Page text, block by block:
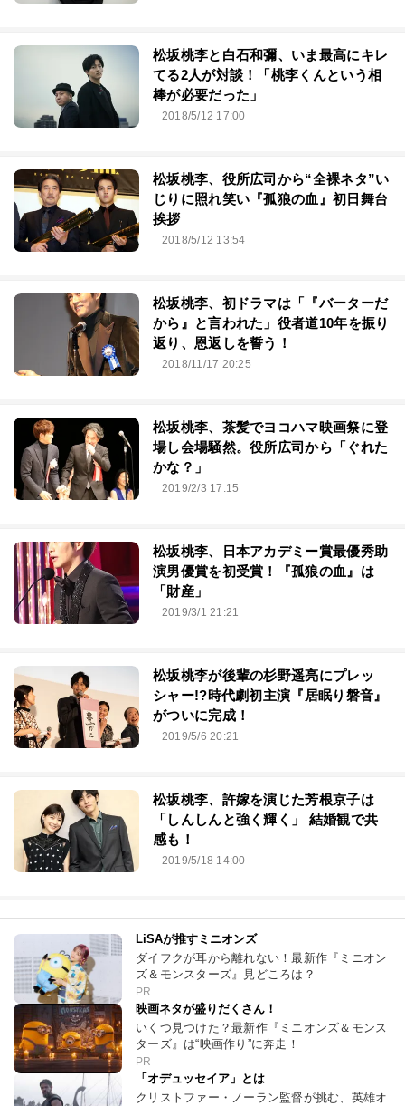
松坂桃李と白石和彌、いま最高にキレ
てる2人が対談！「桃李くんという相
棒が必要だった」
2018/5/12 17:00
松坂桃李、役所広司から“全裸ネタ”い
じりに照れ笑い『孤狼の血』初日舞台
挨拶
2018/5/12 13:54
松坂桃李、初ドラマは「『バーターだ
から』と言われた」役者道10年を振り
返り、恩返しを誓う！
2018/11/17 20:25
松坂桃李、茶髪でヨコハマ映画祭に登
場し会場騒然。役所広司から「ぐれた
かな？」
2019/2/3 17:15
松坂桃李、日本アカデミー賞最優秀助
演男優賞を初受賞！『孤狼の血』は
「財産」
2019/3/1 21:21
松坂桃李が後輩の杉野遥亮にプレッ
シャー!?時代劇初主演『居眠り磐音』
がついに完成！
2019/5/6 20:21
松坂桃李、許嫁を演じた芳根京子は
「しんしんと強く輝く」 結婚観で共
感も！
2019/5/18 14:00
LiSAが推すミニオンズ
ダイフクが耳から離れない！最新作『ミニオン
ズ＆モンスターズ』見どころは？
PR
映画ネタが盛りだくさん！
いくつ見つけた？最新作『ミニオンズ＆モンス
ターズ』は“映画作り”に奔走！
PR
「オデュッセイア」とは
クリストファー・ノーラン監督が挑む、英雄オ